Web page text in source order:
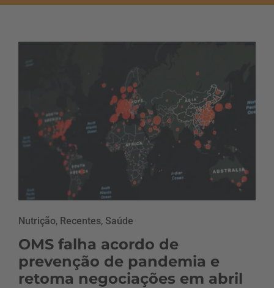
Nutrição, Recentes, Saúde
OMS falha acordo de
prevenção de pandemia e
retoma negociações em abril